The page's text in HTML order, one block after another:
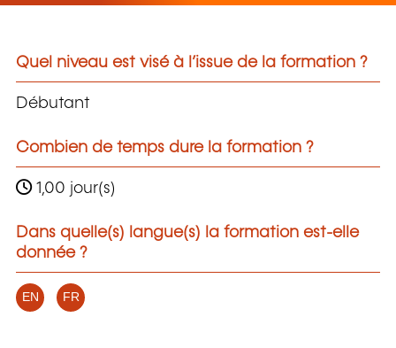
Quel niveau est visé à l’issue de la formation ?
Débutant
Combien de temps dure la formation ?
1,00 jour(s)
Dans quelle(s) langue(s) la formation est-elle
donnée ?
EN FR